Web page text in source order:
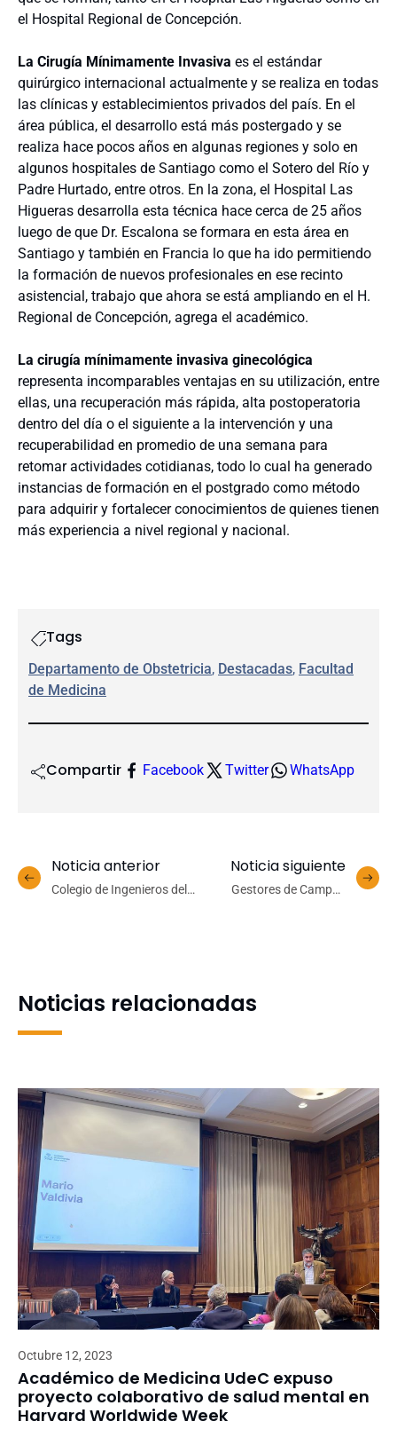
el Hospital Regional de Concepción.
La Cirugía Mínimamente Invasiva es el estándar
quirúrgico internacional actualmente y se realiza en todas
las clínicas y establecimientos privados del país. En el
área pública, el desarrollo está más postergado y se
realiza hace pocos años en algunas regiones y solo en
algunos hospitales de Santiago como el Sotero del Río y
Padre Hurtado, entre otros. En la zona, el Hospital Las
Higueras desarrolla esta técnica hace cerca de 25 años
luego de que Dr. Escalona se formara en esta área en
Santiago y también en Francia lo que ha ido permitiendo
la formación de nuevos profesionales en ese recinto
asistencial, trabajo que ahora se está ampliando en el H.
Regional de Concepción, agrega el académico.
La cirugía mínimamente invasiva ginecológica
representa incomparables ventajas en su utilización, entre
ellas, una recuperación más rápida, alta postoperatoria
dentro del día o el siguiente a la intervención y una
recuperabilidad en promedio de una semana para
retomar actividades cotidianas, todo lo cual ha generado
instancias de formación en el postgrado como método
para adquirir y fortalecer conocimientos de quienes tienen
más experiencia a nivel regional y nacional.
Tags
Departamento de Obstetricia, Destacadas, Facultad
de Medicina
Compartir Facebook Twitter WhatsApp
Noticia anterior
Colegio de Ingenieros del
Noticia siguiente
Gestores de Campus
Noticias relacionadas
Octubre 12, 2023
Académico de Medicina UdeC expuso
proyecto colaborativo de salud mental en
Harvard Worldwide Week